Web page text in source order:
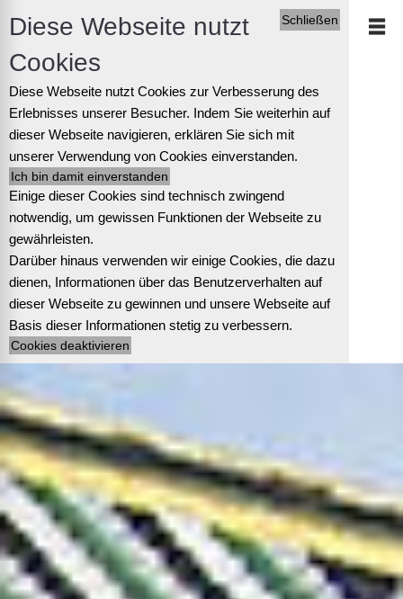
Schließen
Diese Webseite nutzt
Cookies
Diese Webseite nutzt Cookies zur Verbesserung des
Erlebnisses unserer Besucher. Indem Sie weiterhin auf
dieser Webseite navigieren, erklären Sie sich mit
unserer Verwendung von Cookies einverstanden.
Einige dieser Cookies sind technisch zwingend
notwendig, um gewissen Funktionen der Webseite zu
gewährleisten.
Darüber hinaus verwenden wir einige Cookies, die dazu
dienen, Informationen über das Benutzerverhalten auf
dieser Webseite zu gewinnen und unsere Webseite auf
Basis dieser Informationen stetig zu verbessern.